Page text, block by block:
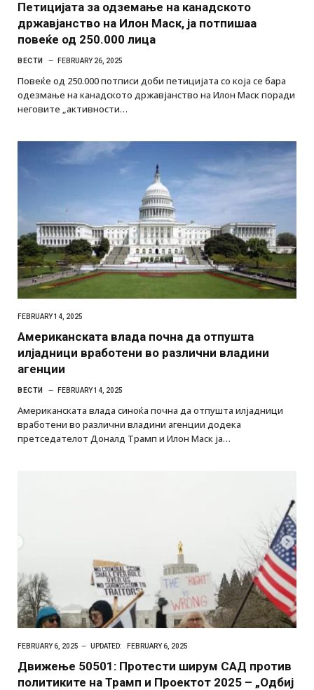
Петицијата за одземање на канадското
државјанство на Илон Маск, ја потпишаа
повеќе од 250.000 лица
ВЕСТИ FEBRUARY 26, 2025
Повеќе од 250.000 потписи доби петицијата со која се бара
одезмање на канадското државјанство на Илон Маск поради
неговите „активности…
FEBRUARY 14, 2025
Американската влада почна да отпушта
илјадници вработени во различни владини
агенции
ВЕСТИ FEBRUARY 14, 2025
Американската влада синоќа почна да отпушта илјадници
вработени во различни владини агенции додека
претседателот Доналд Трамп и Илон Маск ја…
FEBRUARY 6, 2025 UPDATED: FEBRUARY 6, 2025
Движење 50501: Протести ширум САД против
политиките на Трамп и Проектот 2025 – „Одбиј